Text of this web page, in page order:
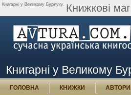
Книгарні у Великому Бурлуку. Книжкові
Книгарні у Великому
ГОЛОВНА КНИЖКИ АВТОРИ